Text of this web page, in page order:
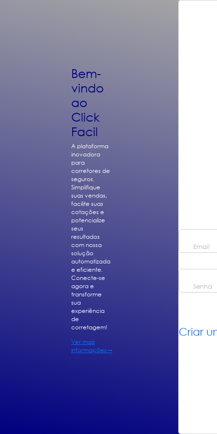
Bem-
vindo
ao
Click
Facil
A plataforma
inovadora
para
corretores de
seguros.
Simplifique
suas vendas,
facilite suas
cotações e
potencialize
seus
resultados
com nossa
solução
automatizada
e eficiente.
Conecte-se
agora e
transforme
sua
experiência
de
corretagem!
Ver mais
informações→
Email
Senha
Criar